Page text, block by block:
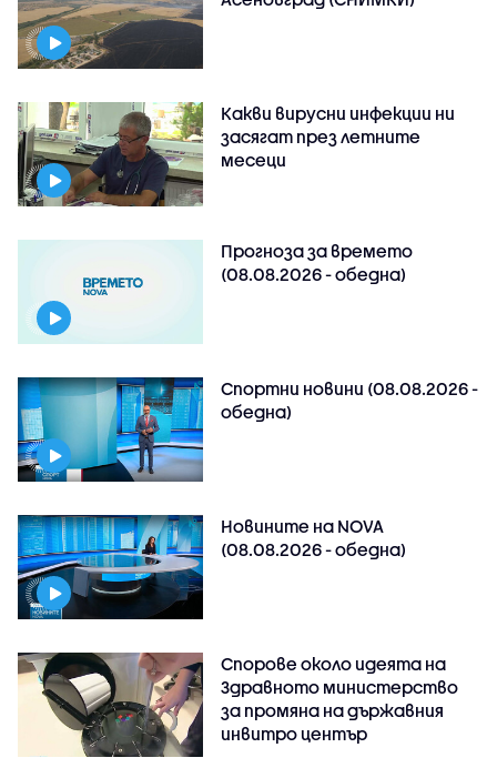
Какви вирусни инфекции ни
засягат през летните
месеци
Прогноза за времето
(08.08.2026 - обедна)
Спортни новини (08.08.2026 -
обедна)
Новините на NOVA
(08.08.2026 - обедна)
Спорове около идеята на
Здравното министерство
за промяна на държавния
инвитро център